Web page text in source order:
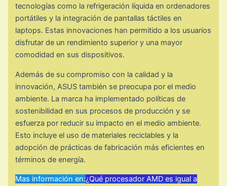
tecnologías como la refrigeración líquida en ordenadores
portátiles y la integración de pantallas táctiles en
laptops. Estas innovaciones han permitido a los usuarios
disfrutar de un rendimiento superior y una mayor
comodidad en sus dispositivos.
Además de su compromiso con la calidad y la
innovación, ASUS también se preocupa por el medio
ambiente. La marca ha implementado políticas de
sostenibilidad en sus procesos de producción y se
esfuerza por reducir su impacto en el medio ambiente.
Esto incluye el uso de materiales reciclables y la
adopción de prácticas de fabricación más eficientes en
términos de energía.
Mas información en:¿Qué procesador AMD es igual a